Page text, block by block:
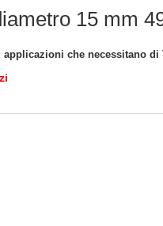
15 mm
che necessitano di